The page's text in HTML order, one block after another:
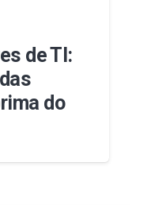
de TI:
do